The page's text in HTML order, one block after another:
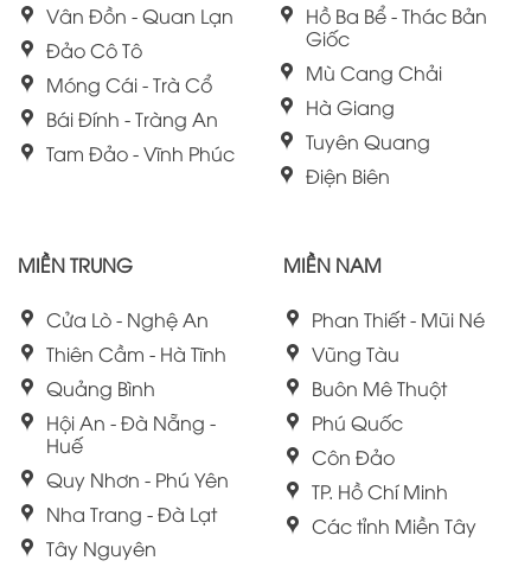
Vân Đồn - Quan Lạn
Đảo Cô Tô
Móng Cái - Trà Cổ
Bái Đính - Tràng An
Tam Đảo - Vĩnh Phúc
Hồ Ba Bể - Thác Bản
Giốc
Mù Cang Chải
Hà Giang
Tuyên Quang
Điện Biên
MIỀN TRUNG
Cửa Lò - Nghệ An
Thiên Cầm - Hà Tĩnh
Quảng Bình
Hội An - Đà Nẵng -
Huế
Quy Nhơn - Phú Yên
Nha Trang - Đà Lạt
Tây Nguyên
MIỀN NAM
Phan Thiết - Mũi Né
Vũng Tàu
Buôn Mê Thuột
Phú Quốc
Côn Đảo
TP. Hồ Chí Minh
Các tỉnh Miền Tây